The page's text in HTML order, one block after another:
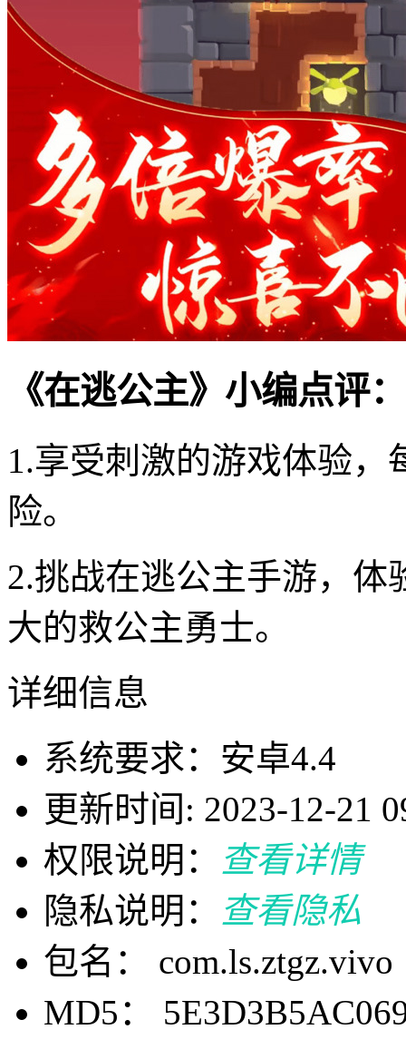
《在逃公主》小编点评：
1.享受刺激的游戏体验
险。
2.挑战在逃公主手游，
大的救公主勇士。
详细信息
系统要求：安卓4.4
更新时间: 2023-12-21
权限说明：
查看详情
隐私说明：
查看隐私
包名： com.ls.ztgz.vivo
MD5：